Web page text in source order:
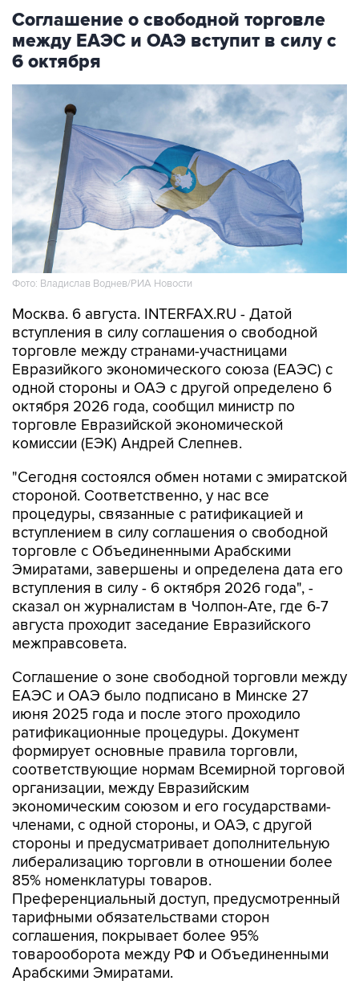
Соглашение о свободной торговле
между ЕАЭС и ОАЭ вступит в силу с
6 октября
Фото: Владислав Воднев/РИА Новости
Москва. 6 августа. INTERFAX.RU - Датой
вступления в силу соглашения о свободной
торговле между странами-участницами
Евразийкого экономического союза (ЕАЭС) с
одной стороны и ОАЭ с другой определено 6
октября 2026 года, сообщил министр по
торговле Евразийской экономической
комиссии (ЕЭК) Андрей Слепнев.
"Сегодня состоялся обмен нотами с эмиратской
стороной. Соответственно, у нас все
процедуры, связанные с ратификацией и
вступлением в силу соглашения о свободной
торговле с Объединенными Арабскими
Эмиратами, завершены и определена дата его
вступления в силу - 6 октября 2026 года", -
сказал он журналистам в Чолпон-Ате, где 6-7
августа проходит заседание Евразийского
межправсовета.
Соглашение о зоне свободной торговли между
ЕАЭС и ОАЭ было подписано в Минске 27
июня 2025 года и после этого проходило
ратификационные процедуры. Документ
формирует основные правила торговли,
соответствующие нормам Всемирной торговой
организации, между Евразийским
экономическим союзом и его государствами-
членами, с одной стороны, и ОАЭ, с другой
стороны и предусматривает дополнительную
либерализацию торговли в отношении более
85% номенклатуры товаров.
Преференциальный доступ, предусмотренный
тарифными обязательствами сторон
соглашения, покрывает более 95%
товарооборота между РФ и Объединенными
Арабскими Эмиратами.